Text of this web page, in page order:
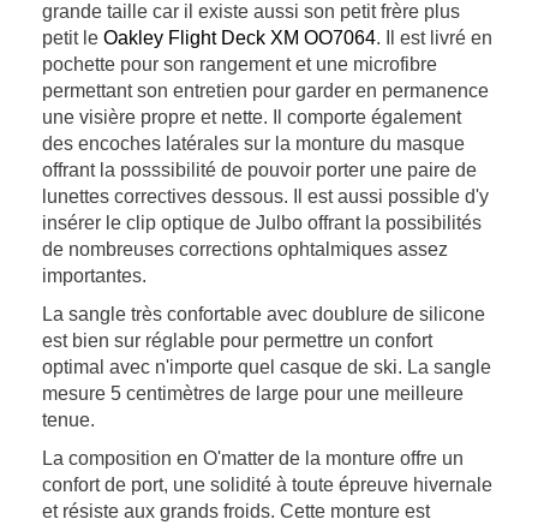
grande taille car il existe aussi son petit frère plus
petit le Oakley Flight Deck XM OO7064. Il est livré en
pochette pour son rangement et une microfibre
permettant son entretien pour garder en permanence
une visière propre et nette. Il comporte également
des encoches latérales sur la monture du masque
offrant la posssibilité de pouvoir porter une paire de
lunettes correctives dessous. Il est aussi possible d'y
insérer le clip optique de Julbo offrant la possibilités
de nombreuses corrections ophtalmiques assez
importantes.
La sangle très confortable avec doublure de silicone
est bien sur réglable pour permettre un confort
optimal avec n'importe quel casque de ski. La sangle
mesure 5 centimètres de large pour une meilleure
tenue.
La composition en O'matter de la monture offre un
confort de port, une solidité à toute épreuve hivernale
et résiste aux grands froids. Cette monture est